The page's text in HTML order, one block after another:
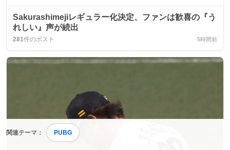
関連テーマ： PUBG
Sakurashimejiレギュラー化決定、ファンは歓喜の『う
れしい』声が続出
281件のポスト 5時間前